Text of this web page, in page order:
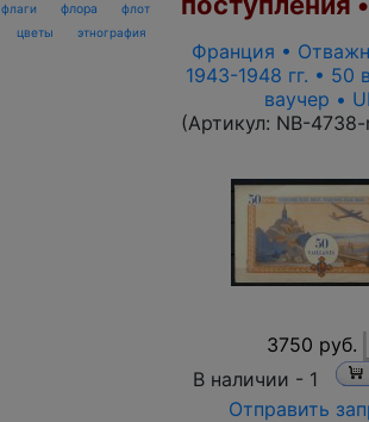
флаги флора
флот
цветы этнография
Франция •
1943-1948 гг. • 50
ваучер •
(Артикул: NB-4738-
3750 руб.
В наличии - 1
Отправить